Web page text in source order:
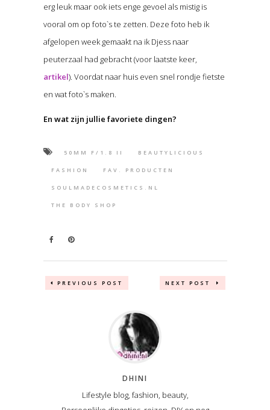
erg leuk maar ook iets enge gevoel als mistig is
vooral om op foto`s te zetten. Deze foto heb ik
afgelopen week gemaakt na ik Djess naar
peuterzaal had gebracht (voor laatste keer,
artikel). Voordat naar huis even snel rondje fietste
en wat foto`s maken.
En wat zijn jullie favoriete dingen?
50MM F/1.8 II BEAUTYLICIOUS
FASHION FAV. PRODUCTEN
SOULMADECOSMETICS.NL
THE BODY SHOP
PREVIOUS POST NEXT POST
DHINI
Lifestyle blog, fashion, beauty,